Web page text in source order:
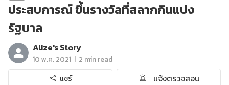
ประสบการณ์ ขึ้นรางวัลที่สลากกินแบ่ง
รัฐบาล
Alize's Story
10 พ.ค. 2021 | 2 min read
แชร์
แจ้งตรวจสอบ